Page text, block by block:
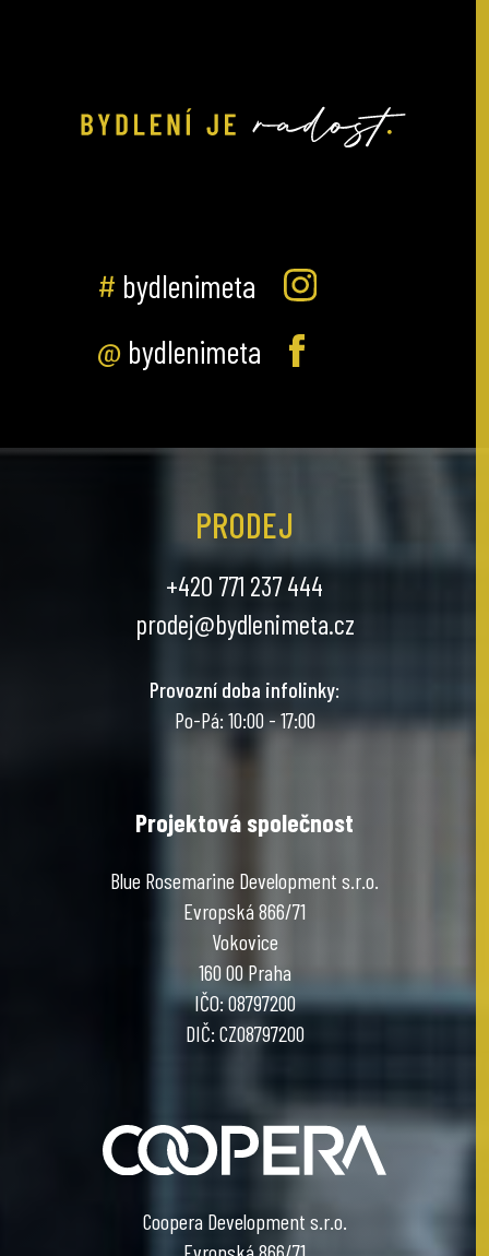
# bydlenimeta
@ bydlenimeta
PRODEJ
+420 771 237 444
prodej@bydlenimeta.cz
Provozní doba infolinky:
Po-Pá: 10:00 - 17:00
Projektová společnost
Blue Rosemarine Development s.r.o.
Evropská 866/71
Vokovice
160 00 Praha
IČO: 08797200
DIČ: CZ08797200
Coopera Development s.r.o.